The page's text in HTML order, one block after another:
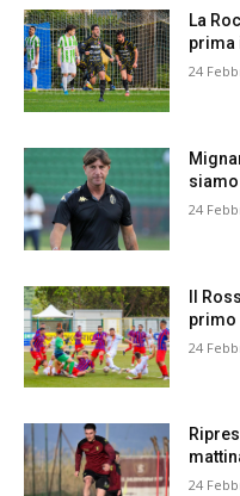
La
prima
24
siamo
24
Il
primo
24
24